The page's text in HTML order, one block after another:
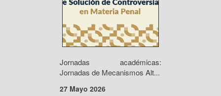
Jornadas académicas:
Jornadas de Mecanismos Alt...
27 Mayo 2026